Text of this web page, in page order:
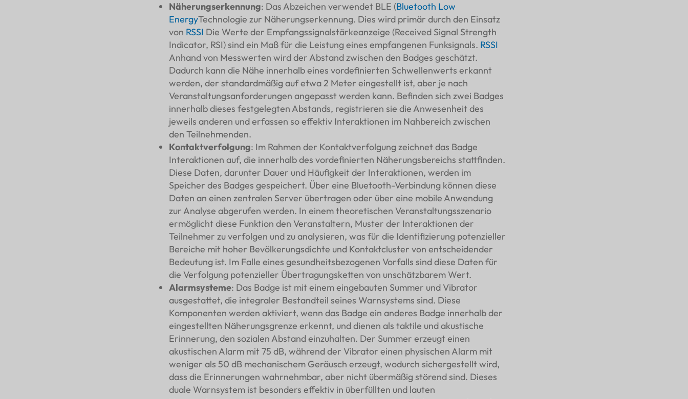
Näherungserkennung: Das Abzeichen verwendet BLE (Bluetooth Low
EnergyTechnologie zur Näherungserkennung. Dies wird primär durch den Einsatz
von RSSI Die Werte der Empfangssignalstärkeanzeige (Received Signal Strength
Indicator, RSI) sind ein Maß für die Leistung eines empfangenen Funksignals. RSSI
Anhand von Messwerten wird der Abstand zwischen den Badges geschätzt.
Dadurch kann die Nähe innerhalb eines vordefinierten Schwellenwerts erkannt
werden, der standardmäßig auf etwa 2 Meter eingestellt ist, aber je nach
Veranstaltungsanforderungen angepasst werden kann. Befinden sich zwei Badges
innerhalb dieses festgelegten Abstands, registrieren sie die Anwesenheit des
jeweils anderen und erfassen so effektiv Interaktionen im Nahbereich zwischen
den Teilnehmenden.
Kontaktverfolgung: Im Rahmen der Kontaktverfolgung zeichnet das Badge
Interaktionen auf, die innerhalb des vordefinierten Näherungsbereichs stattfinden.
Diese Daten, darunter Dauer und Häufigkeit der Interaktionen, werden im
Speicher des Badges gespeichert. Über eine Bluetooth-Verbindung können diese
Daten an einen zentralen Server übertragen oder über eine mobile Anwendung
zur Analyse abgerufen werden. In einem theoretischen Veranstaltungsszenario
ermöglicht diese Funktion den Veranstaltern, Muster der Interaktionen der
Teilnehmer zu verfolgen und zu analysieren, was für die Identifizierung potenzieller
Bereiche mit hoher Bevölkerungsdichte und Kontaktcluster von entscheidender
Bedeutung ist. Im Falle eines gesundheitsbezogenen Vorfalls sind diese Daten für
die Verfolgung potenzieller Übertragungsketten von unschätzbarem Wert.
Alarmsysteme: Das Badge ist mit einem eingebauten Summer und Vibrator
ausgestattet, die integraler Bestandteil seines Warnsystems sind. Diese
Komponenten werden aktiviert, wenn das Badge ein anderes Badge innerhalb der
eingestellten Näherungsgrenze erkennt, und dienen als taktile und akustische
Erinnerung, den sozialen Abstand einzuhalten. Der Summer erzeugt einen
akustischen Alarm mit 75 dB, während der Vibrator einen physischen Alarm mit
weniger als 50 dB mechanischem Geräusch erzeugt, wodurch sichergestellt wird,
dass die Erinnerungen wahrnehmbar, aber nicht übermäßig störend sind. Dieses
duale Warnsystem ist besonders effektiv in überfüllten und lauten